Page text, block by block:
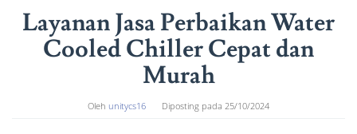
Layanan Jasa Perbaikan Water
Cooled Chiller Cepat dan
Murah
Oleh unitycs16 Diposting pada 25/10/2024